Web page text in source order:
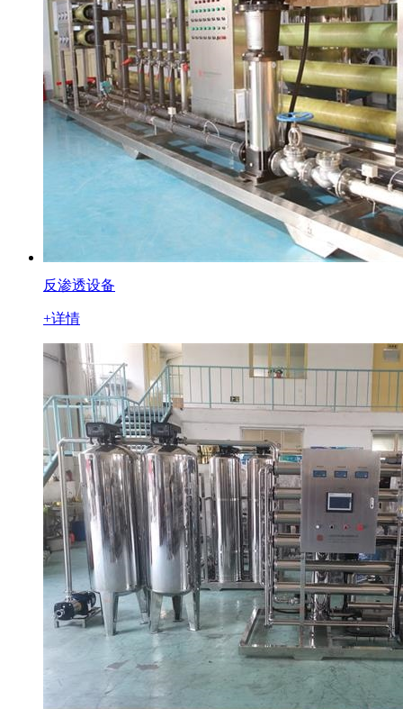
反渗透设备
+详情